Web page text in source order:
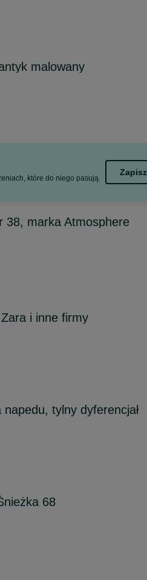
malowany
które do niego pasują.
Zapisz
38, marka Atmosphere
i inne firmy
tylny dyferencjał
68